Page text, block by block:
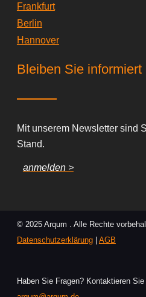
Frankfurt
Berlin
Hannover
Bleiben Sie informiert
Mit unserem Newsletter sind
Stand.
anmelden >
© 2025 Arqum . Alle Rechte
Datenschutzerklärung| AGB
Haben Sie Fragen? Kontaktieren Sie